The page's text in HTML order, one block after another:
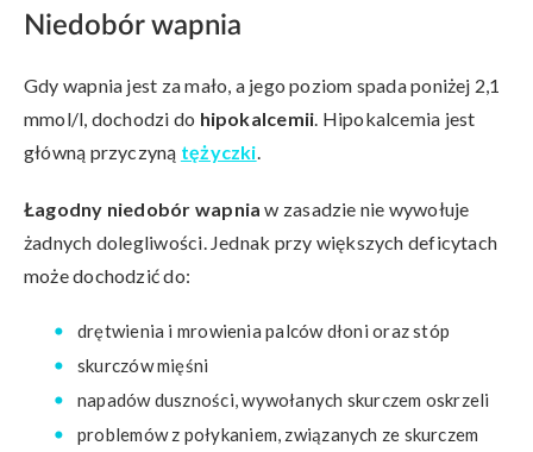
Niedobór wapnia
Gdy wapnia jest za mało, a jego poziom spada poniżej 2,1
mmol/l, dochodzi do hipokalcemii. Hipokalcemia jest
główną przyczyną tężyczki.
Łagodny niedobór wapnia w zasadzie nie wywołuje
żadnych dolegliwości. Jednak przy większych deficytach
może dochodzić do:
drętwienia i mrowienia palców dłoni oraz stóp
skurczów mięśni
napadów duszności, wywołanych skurczem oskrzeli
problemów z połykaniem, związanych ze skurczem